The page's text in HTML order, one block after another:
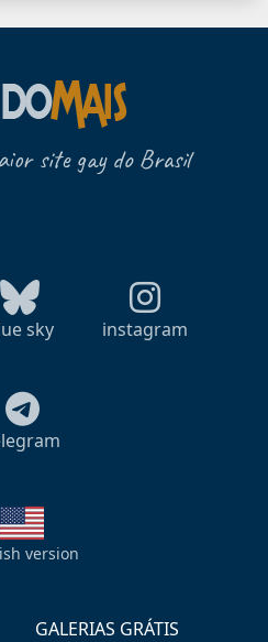
site gay do Brasil
sky instagram
version
GALERIAS GRÁTIS